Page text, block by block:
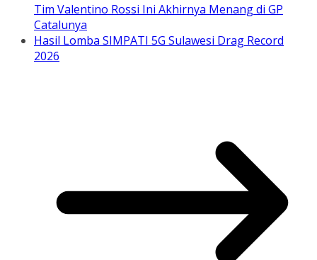
Tim Valentino Rossi Ini Akhirnya Menang di GP
Catalunya
Hasil Lomba SIMPATI 5G Sulawesi Drag Record
2026